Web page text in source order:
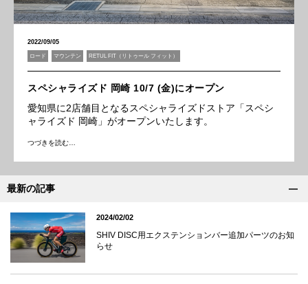
2022/09/05
ロード マウンテン RETUL FIT（リトゥール フィット）
スペシャライズド 岡崎 10/7 (金)にオープン
愛知県に2店舗目となるスペシャライズドストア「スペシ
ャライズド 岡崎」がオープンいたします。
つづきを読む…
最新の記事
2024/02/02
SHIV DISC用エクステンションバー追加パーツのお知
らせ